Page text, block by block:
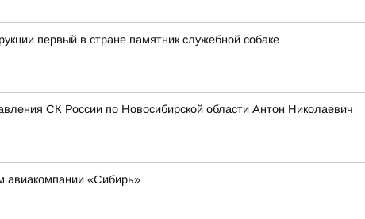
первый в стране памятник служебной собаке
СК России по Новосибирской области Антон Николаевич
авиакомпании «Сибирь»